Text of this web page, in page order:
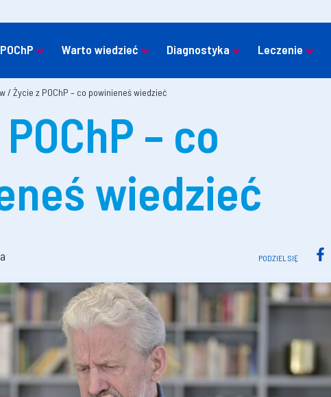
Warto wiedzieć Diagnostyka Leczenie
/ Życie z POChP – co powinieneś wiedzieć
– co
wiedzieć
PODZIEL SIĘ